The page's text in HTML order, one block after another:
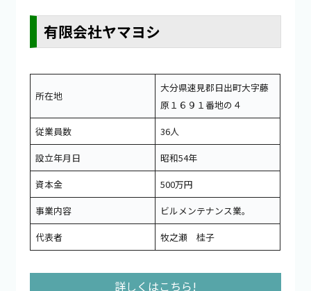
有限会社ヤマヨシ
所在地
大分県速見郡日出町大字藤
原１６９１番地の４
従業員数
36人
設立年月日
昭和54年
資本金
500万円
事業内容
ビルメンテナンス業。
代表者
牧之瀬 桂子